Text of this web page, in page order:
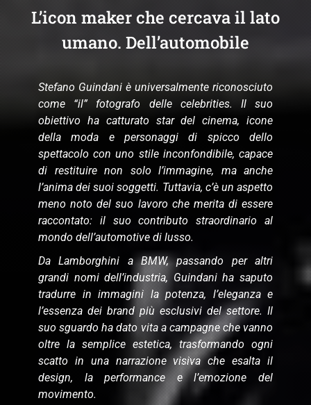
L’icon maker che cercava il lato
umano. Dell’automobile
Stefano Guindani è universalmente riconosciuto
come “il” fotografo delle celebrities. Il suo
obiettivo ha catturato star del cinema, icone
della moda e personaggi di spicco dello
spettacolo con uno stile inconfondibile, capace
di restituire non solo l’immagine, ma anche
l’anima dei suoi soggetti. Tuttavia, c’è un aspetto
meno noto del suo lavoro che merita di essere
raccontato: il suo contributo straordinario al
mondo dell’automotive di lusso.
Da Lamborghini a BMW, passando per altri
grandi nomi dell’industria, Guindani ha saputo
tradurre in immagini la potenza, l’eleganza e
l’essenza dei brand più esclusivi del settore. Il
suo sguardo ha dato vita a campagne che vanno
oltre la semplice estetica, trasformando ogni
scatto in una narrazione visiva che esalta il
design, la performance e l’emozione del
movimento.